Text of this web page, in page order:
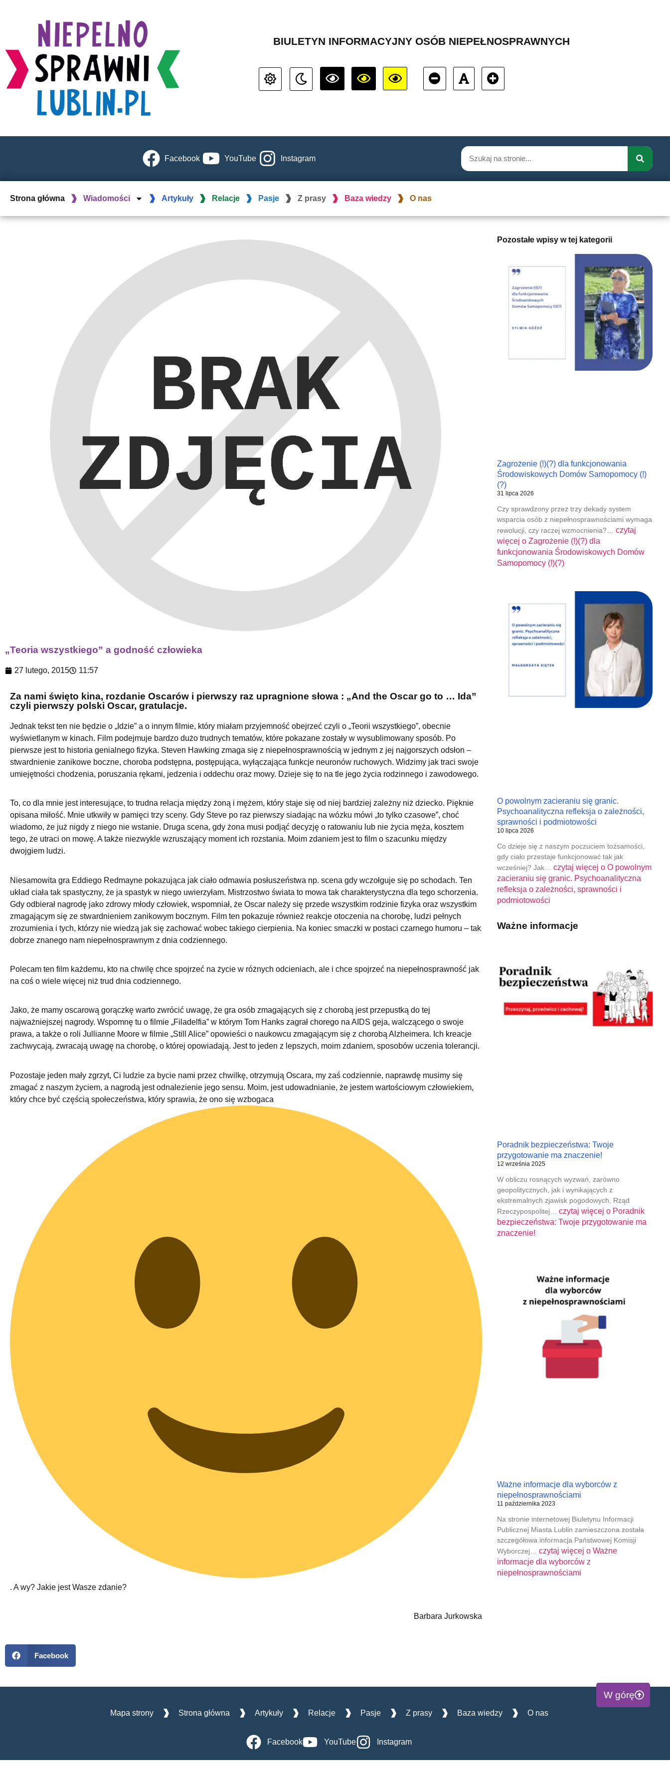
BIULETYN INFORMACYJNY OSÓB NIEPEŁNOSPRAWNYCH
Facebook YouTube Instagram
Strona główna Wiadomości Artykuły Relacje Pasje Z prasy Baza wiedzy O nas
„Teoria wszystkiego” a godność człowieka
27 lutego, 2015 11:57
Za nami święto kina, rozdanie Oscarów i pierwszy raz upragnione słowa : „And the Oscar go to … Ida”
czyli pierwszy polski Oscar, gratulacje.
Jednak tekst ten nie będzie o „Idzie” a o innym filmie, który miałam przyjemność obejrzeć czyli o „Teorii wszystkiego”, obecnie
wyświetlanym w kinach. Film podejmuje bardzo dużo trudnych tematów, które pokazane zostały w wysublimowany sposób. Po
pierwsze jest to historia genialnego fizyka. Steven Hawking zmaga się z niepełnosprawnością w jednym z jej najgorszych odsłon –
stwardnienie zanikowe boczne, choroba podstępna, postępująca, wyłączająca funkcje neuronów ruchowych. Widzimy jak traci swoje
umiejętności chodzenia, poruszania rękami, jedzenia i oddechu oraz mowy. Dzieje się to na tle jego życia rodzinnego i zawodowego.
To, co dla mnie jest interesujące, to trudna relacja między żoną i mężem, który staje się od niej bardziej zależny niż dziecko. Pięknie
opisana miłość. Mnie utkwiły w pamięci trzy sceny. Gdy Steve po raz pierwszy siadając na wózku mówi „to tylko czasowe”, choć
wiadomo, że już nigdy z niego nie wstanie. Druga scena, gdy żona musi podjąć decyzję o ratowaniu lub nie życia męża, kosztem
tego, że utraci on mowę. A także niezwykle wzruszający moment ich rozstania. Moim zdaniem jest to film o szacunku między
dwojgiem ludzi.
Niesamowita gra Eddiego Redmayne pokazująca jak ciało odmawia posłuszeństwa np. scena gdy wczołguje się po schodach. Ten
układ ciała tak spastyczny, że ja spastyk w niego uwierzyłam. Mistrzostwo świata to mowa tak charakterystyczna dla tego schorzenia.
Gdy odbierał nagrodę jako zdrowy młody człowiek, wspomniał, że Oscar należy się przede wszystkim rodzinie fizyka oraz wszystkim
zmagającym się ze stwardnieniem zanikowym bocznym. Film ten pokazuje również reakcje otoczenia na chorobę, ludzi pełnych
zrozumienia i tych, którzy nie wiedzą jak się zachować wobec takiego cierpienia. Na koniec smaczki w postaci czarnego humoru – tak
dobrze znanego nam niepełnosprawnym z dnia codziennego.
Polecam ten film każdemu, kto na chwilę chce spojrzeć na życie w różnych odcieniach, ale i chce spojrzeć na niepełnosprawność jak
na coś o wiele więcej niż trud dnia codziennego.
Jako, że mamy oscarową gorączkę warto zwrócić uwagę, że gra osób zmagających się z chorobą jest przepustką do tej
najważniejszej nagrody. Wspomnę tu o filmie „Filadelfia” w którym Tom Hanks zagrał chorego na AIDS geja, walczącego o swoje
prawa, a także o roli Jullianne Moore w filmie „Still Alice” opowieści o naukowcu zmagającym się z chorobą Alzheimera. Ich kreacje
zachwycają, zwracają uwagę na chorobę, o której opowiadają. Jest to jeden z lepszych, moim zdaniem, sposobów uczenia tolerancji.
Pozostaje jeden mały zgrzyt, Ci ludzie za bycie nami przez chwilkę, otrzymują Oscara, my zaś codziennie, naprawdę musimy się
zmagać z naszym życiem, a nagrodą jest odnalezienie jego sensu. Moim, jest udowadnianie, że jestem wartościowym człowiekiem,
który chce być częścią społeczeństwa, który sprawia, że ono się wzbogaca
. A wy? Jakie jest Wasze zdanie?
Barbara Jurkowska
Facebook
Pozostałe wpisy w tej kategorii
Zagrożenie (!)(?) dla funkcjonowania
Środowiskowych Domów Samopomocy (!)
(?)
31 lipca 2026
Czy sprawdzony przez trzy dekady system
wsparcia osób z niepełnosprawnościami wymaga
rewolucji, czy raczej wzmocnienia?… czytaj
więcej oZagrożenie (!)(?) dla
funkcjonowania Środowiskowych Domów
Samopomocy (!)(?)
O powolnym zacieraniu się granic.
Psychoanalityczna refleksja o zależności,
sprawności i podmiotowości
10 lipca 2026
Co dzieje się z naszym poczuciem tożsamości,
gdy ciało przestaje funkcjonować tak jak
wcześniej? Jak… czytaj więcej oO powolnym
zacieraniu się granic. Psychoanalityczna
refleksja o zależności, sprawności i
podmiotowości
Ważne informacje
Poradnik bezpieczeństwa: Twoje
przygotowanie ma znaczenie!
12 września 2025
W obliczu rosnących wyzwań, zarówno
geopolitycznych, jak i wynikających z
ekstremalnych zjawisk pogodowych, Rząd
Rzeczypospolitej… czytaj więcej oPoradnik
bezpieczeństwa: Twoje przygotowanie ma
znaczenie!
Ważne informacje dla wyborców z
niepełnosprawnościami
11 października 2023
Na stronie internetowej Biuletynu Informacji
Publicznej Miasta Lublin zamieszczona została
szczegółowa informacja Państwowej Komisji
Wyborczej… czytaj więcej oWażne
informacje dla wyborców z
niepełnosprawnościami
Mapa strony Strona główna Artykuły Relacje Pasje Z prasy Baza wiedzy O nas
Facebook YouTube Instagram
W górę